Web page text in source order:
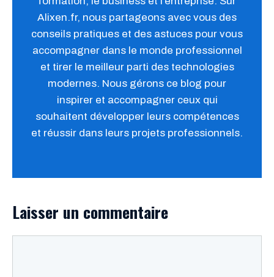
Alixen.fr, nous partageons avec vous des
conseils pratiques et des astuces pour vous
accompagner dans le monde professionnel
et tirer le meilleur parti des technologies
modernes. Nous gérons ce blog pour
inspirer et accompagner ceux qui
souhaitent développer leurs compétences
et réussir dans leurs projets professionnels.
Laisser un commentaire